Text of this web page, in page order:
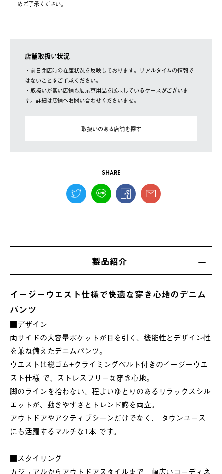
めご了承ください。
店舗取扱い状況
・前日閉店時の在庫状況を反映しております。リアルタイムの情報で
はないことをご了承ください。
・取扱いが無い店舗も展示専用品を展示しているケースがございま
す。詳細は店舗へお問い合わせくださいませ。
取扱いのある店舗を探す
SHARE
製品紹介
イージーウエスト仕様で快適な穿き心地のデニム
パンツ
■デザイン
両サイドの大容量ポケットが目を引く、機能性とデザイン性
を兼ね備えたデニムパンツ。
ウエストは総ゴム+クライミングベルト付きのイージーウエ
スト仕様 で、ストレスフリーな穿き心地。
脚のラインを拾わない、程よいゆとりのあるリラックスシル
エットが、動きやすさとトレンド感を両立。
アウトドアやアクティブシーンだけでなく、 タウンユース
にも活躍するマルチな1本 です。
■スタイリング
カジュアルからアウトドアスタイルまで、幅広いコーディネ